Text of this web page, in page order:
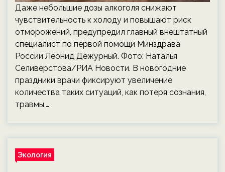
Даже небольшие дозы алкоголя снижают
чувствительность к холоду и повышают риск
отморожений, предупредил главный внештатный
специалист по первой помощи Минздрава
России Леонид Дежурный. Фото: Наталья
Селиверстова/РИА Новости. В новогодние
праздники врачи фиксируют увеличение
количества таких ситуаций, как потеря сознания,
травмы,…
Экология